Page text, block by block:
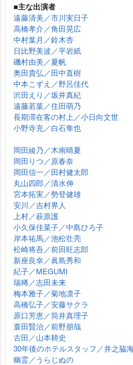
■主な出演者
遠藤清美／市川実日子
高橋孝介／角田晃広
中村葉月／鈴木杏
日比野美波／平岩紙
磯村由美／夏帆
奥田貴弘／田中直樹
中本こずえ／野呂佳代
沢田えり／坂井真紀
遠藤若葉／住田萌乃
長期滞在客の村上／小日向文世
小野寺充／白石隼也
岡田綾乃／木南晴夏
岡田りつ／原春奈
岡田信一／田村健太郎
丸山四郎／清水伸
宮本拓実／勢登健雄
安川／吉村界人
上村／萩原護
小久保佳菜子／中島ひろ子
岸本祐馬／池松壮亮
松崎将吾／前田旺志郎
新座良幸／眞島秀和
紀子／MEGUMI
瑞稀／志田未来
梅本雅子／菊地凛子
高橋弘子／安藤サクラ
原口芳恵／筒井真理子
蓑田賢治／前野朋哉
古田／山本耕史
30年後のホテルスタッフ／井之脇
幽霊／うらじぬの